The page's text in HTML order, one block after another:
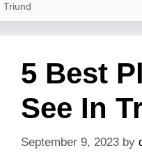
Triund
5 Best
See In
September 9, 2023 by